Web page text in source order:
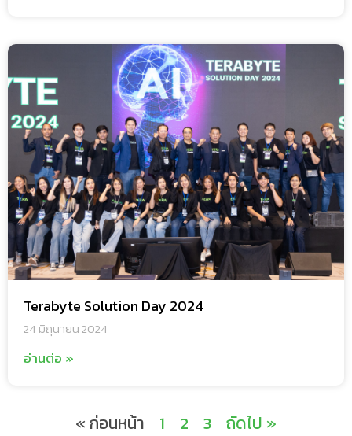
Terabyte Solution Day 2024
24 มิถุนายน 2024
อ่านต่อ »
« ก่อนหน้า 1 2 3 ถัดไป »